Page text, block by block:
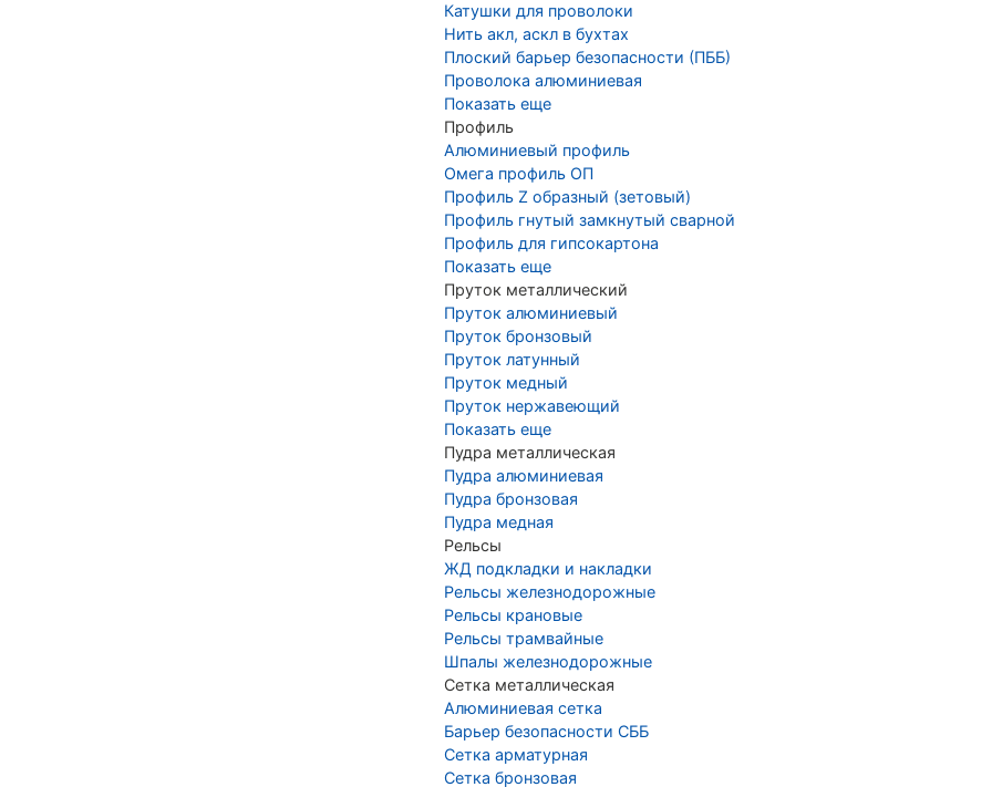
Катушки для проволоки
Нить акл, аскл в бухтах
Плоский барьер безопасности (ПББ)
Проволока алюминиевая
Показать еще
Профиль
Алюминиевый профиль
Омега профиль ОП
Профиль Z образный (зетовый)
Профиль гнутый замкнутый сварной
Профиль для гипсокартона
Показать еще
Пруток металлический
Пруток алюминиевый
Пруток бронзовый
Пруток латунный
Пруток медный
Пруток нержавеющий
Показать еще
Пудра металлическая
Пудра алюминиевая
Пудра бронзовая
Пудра медная
Рельсы
ЖД подкладки и накладки
Рельсы железнодорожные
Рельсы крановые
Рельсы трамвайные
Шпалы железнодорожные
Сетка металлическая
Алюминиевая сетка
Барьер безопасности СББ
Сетка арматурная
Сетка бронзовая